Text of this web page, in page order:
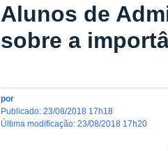
Alunos de
sobre a
por
publicado:23/08/2018 17h18
última modificação:23/08/2018 17h20